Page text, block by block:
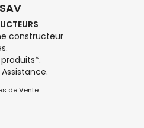
constructeur
de Vente